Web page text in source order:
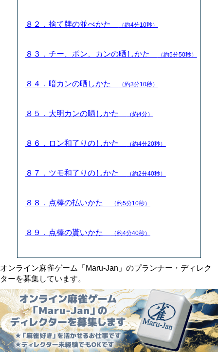
８２．捨て牌の並べかた （約4分10秒）
８３．チー、ポン、カンの晒しかた （約5分50秒）
８４．暗カンの晒しかた （約3分10秒）
８５．大明カンの晒しかた （約4分）
８６．ロン和了りのしかた （約4分20秒）
８７．ツモ和了りのしかた （約2分40秒）
８８．点棒の払いかた （約5分10秒）
８９．点棒の貰いかた （約4分40秒）
オンライン麻雀ゲーム「Maru-Jan」のプランナー・ディレク
ターを募集しています。